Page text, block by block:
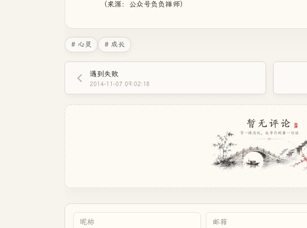
（来源：公众号负负禅师）
# 心灵 # 成长
遇到失败
2014-11-07 09:02:18